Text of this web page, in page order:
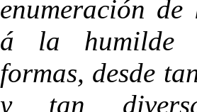
enumeración de
á la humilde
formas, desde
y tan